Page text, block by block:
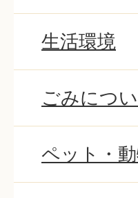
生活環境
ごみにつ
ペット・